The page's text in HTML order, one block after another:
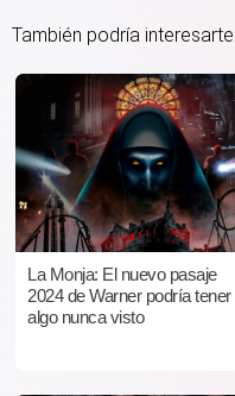
También podría interesarte...
La Monja: El nuevo pasaje
2024 de Warner podría tener
algo nunca visto